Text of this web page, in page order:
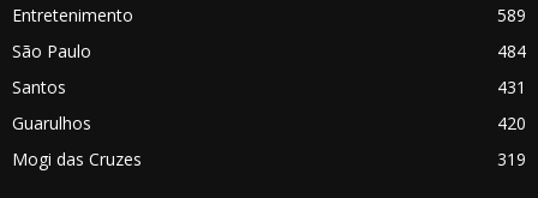
Entretenimento
589
São Paulo
484
Santos
431
Guarulhos
420
Mogi das Cruzes
319